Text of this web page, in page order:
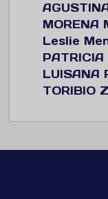
MORENA
Leslie
PATRICIA
LUISANA
TORIBIO